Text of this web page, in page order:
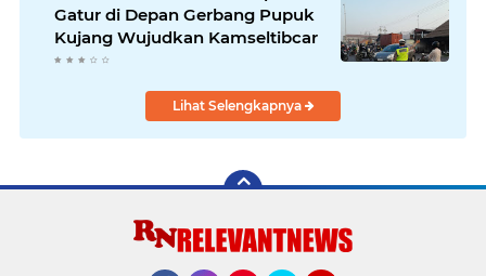
Gatur di Depan Gerbang Pupuk
Kujang Wujudkan Kamseltibcar
Lihat Selengkapnya